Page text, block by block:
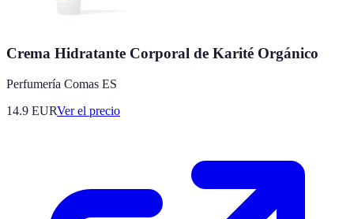
Crema Hidratante Corporal de Karité Orgánico
Perfumería Comas ES
14.9 EURVer el precio